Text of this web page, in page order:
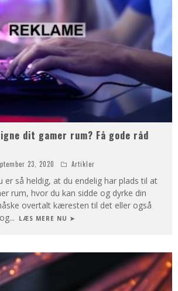
dit gamer rum? Få gode råd
23, 2020 Artikler
så heldig, at du endelig har plads til at
rum, hvor du kan sidde og dyrke din
overtalt kæresten til det eller også
... LÆS MERE NU ➤